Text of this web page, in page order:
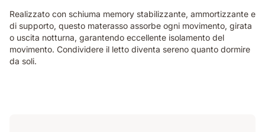
while
their
partner
sleeps
undisturbed
Realizzato con schiuma memory stabilizzante, ammortizzante e
di supporto, questo materasso assorbe ogni movimento, girata
o uscita notturna, garantendo eccellente isolamento del
movimento. Condividere il letto diventa sereno quanto dormire
da soli.